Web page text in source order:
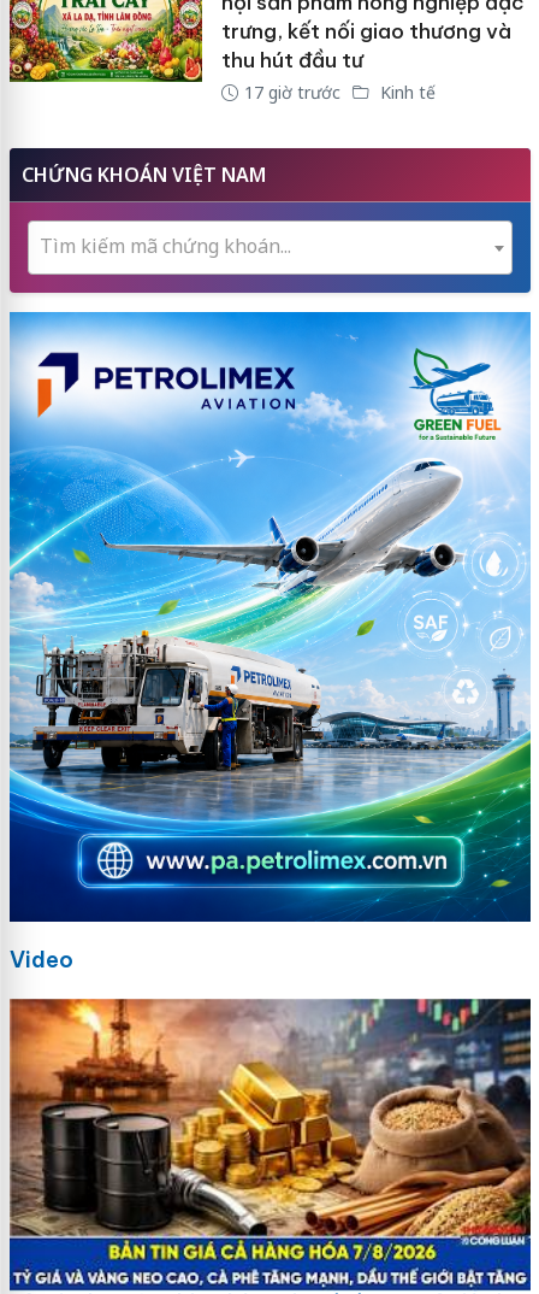
trưng, kết nối giao thương và
thu hút đầu tư
17 giờ trước Kinh tế
CHỨNG KHOÁN VIỆT NAM
Tìm kiếm mã chứng khoán...
Video